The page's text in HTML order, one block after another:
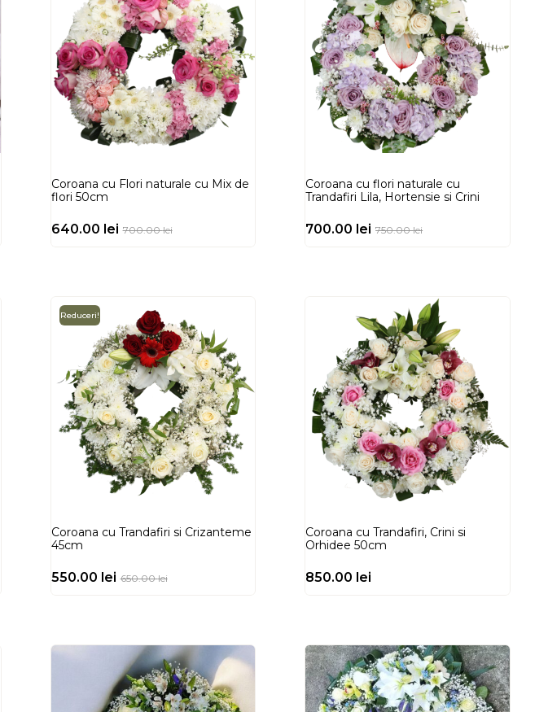
Coroana cu Flori naturale cu Mix de
flori 50cm
700.00lei
640.00 lei
Coroana cu flori naturale cu
Trandafiri Lila, Hortensie si Crini
750.00lei
700.00 lei
Reduceri!
Coroana cu Trandafiri si Crizanteme
45cm
650.00lei
550.00 lei
Coroana cu Trandafiri, Crini si
Orhidee 50cm
850.00 lei